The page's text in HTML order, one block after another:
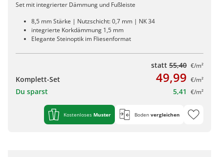
Set mit integrierter Dämmung und Fußleiste
8,5 mm Stärke | Nutzschicht: 0,7 mm | NK 34
integrierte Korkdämmung 1,5 mm
Elegante Steinoptik im Fliesenformat
statt 55,40 €/m²
Komplett-Set 49,99 €/m²
Du sparst 5,41 €/m²
Kostenloses Muster Boden vergleichen